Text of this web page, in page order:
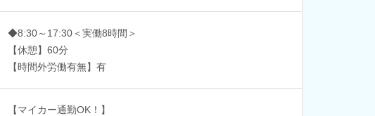
◆8:30～17:30＜実働8時間＞
【休憩】60分
【時間外労働有無】有
【マイカー通勤OK！】